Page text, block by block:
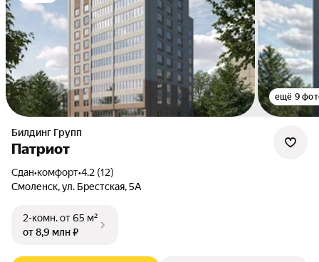
ещё 9
Билдинг Групп
Патриот
Сдан•комфорт•4.2 (12)
Смоленск, ул. Брестская, 5А
2-комн.от 65 м²
от 8,9 млн ₽